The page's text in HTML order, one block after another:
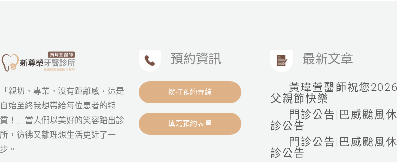
「親切、專業、沒有距離感，這是
自始至終我想帶給每位患者的特
質！」當人們以美好的笑容踏出診
所，彷彿又離理想生活更近了一
步。
預約資訊
撥打預約專線
填寫預約表單
最新文章
黃瑋萱醫師祝您2026
父親節快樂
門診公告|巴威颱風休
診公告
門診公告|巴威颱風休
診公告